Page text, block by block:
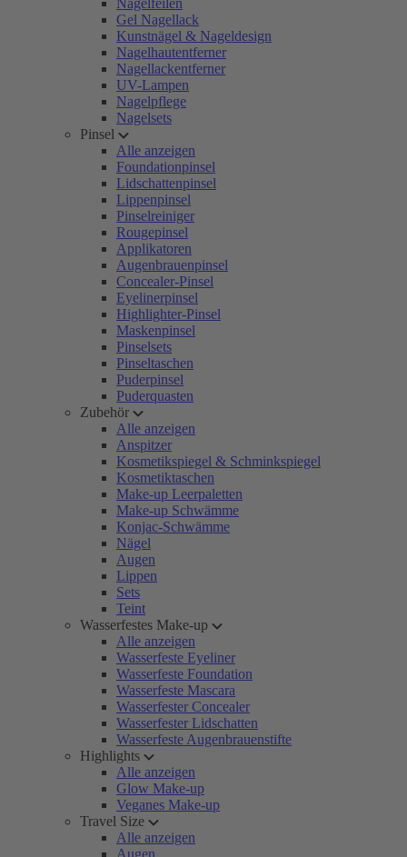
Nagelfeilen
Gel Nagellack
Kunstnägel & Nageldesign
Nagelhautentferner
Nagellackentferner
UV-Lampen
Nagelpflege
Nagelsets
Pinsel
Alle anzeigen
Foundationpinsel
Lidschattenpinsel
Lippenpinsel
Pinselreiniger
Rougepinsel
Applikatoren
Augenbrauenpinsel
Concealer-Pinsel
Eyelinerpinsel
Highlighter-Pinsel
Maskenpinsel
Pinselsets
Pinseltaschen
Puderpinsel
Puderquasten
Zubehör
Alle anzeigen
Anspitzer
Kosmetikspiegel & Schminkspiegel
Kosmetiktaschen
Make-up Leerpaletten
Make-up Schwämme
Konjac-Schwämme
Nägel
Augen
Lippen
Sets
Teint
Wasserfestes Make-up
Alle anzeigen
Wasserfeste Eyeliner
Wasserfeste Foundation
Wasserfeste Mascara
Wasserfester Concealer
Wasserfester Lidschatten
Wasserfeste Augenbrauenstifte
Highlights
Alle anzeigen
Glow Make-up
Veganes Make-up
Travel Size
Alle anzeigen
Augen